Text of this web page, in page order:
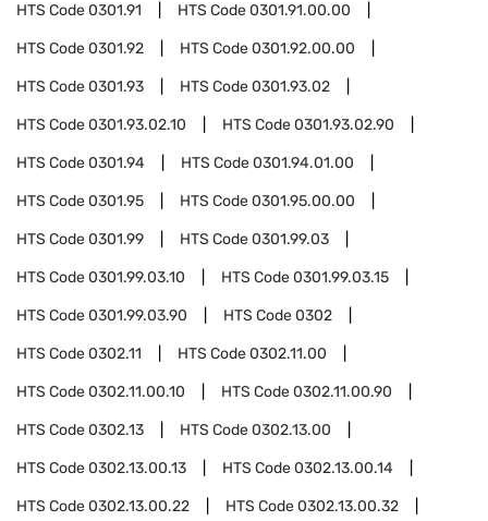
HTS Code0301.91 HTS Code0301.91.00.00
HTS Code0301.92 HTS Code0301.92.00.00
HTS Code0301.93 HTS Code0301.93.02
HTS Code0301.93.02.10 HTS Code0301.93.02.90
HTS Code0301.94 HTS Code0301.94.01.00
HTS Code0301.95 HTS Code0301.95.00.00
HTS Code0301.99 HTS Code0301.99.03
HTS Code0301.99.03.10 HTS Code0301.99.03.15
HTS Code0301.99.03.90 HTS Code0302
HTS Code0302.11 HTS Code0302.11.00
HTS Code0302.11.00.10 HTS Code0302.11.00.90
HTS Code0302.13 HTS Code0302.13.00
HTS Code0302.13.00.13 HTS Code0302.13.00.14
HTS Code0302.13.00.22 HTS Code0302.13.00.32